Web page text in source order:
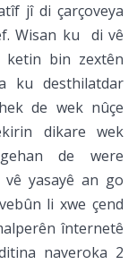
jî di çarçoveya
Wisan ku di vê
ketin bin zextên
ku desthilatdar
de wek nûçe
dikare wek
de were
yasayê an go
li xwe çend
înternetê
naveroka 2